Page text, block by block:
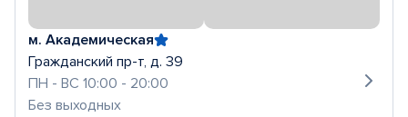
м. Академическая
Гражданский пр-т, д. 39
ПН - ВС 10:00 - 20:00
Без выходных